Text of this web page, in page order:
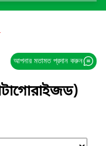
আপনার মতামত প্রদান করুন